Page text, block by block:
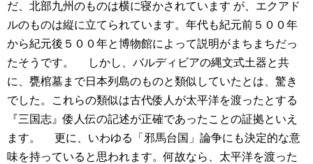
だ、北部九州のものは横に寝かされています が、エクアド
ルのものは縦に立てられています。年代も紀元前５００年
から紀元後５００年と博物館によって説明がまちまちだっ
たそうです。
しかし、バルディビアの縄文式土器と共
に、甕棺墓まで日本列島のものと類似していたとは、驚き
でした。これらの類似は古代倭人が太平洋を渡ったとする
『三国志』倭人伝の記述が正確であったことの証拠といえ
ます。
更に、いわゆる「邪馬台国」論争にも決定的な意
味を持っていると思われます。何故なら、太平洋を渡った